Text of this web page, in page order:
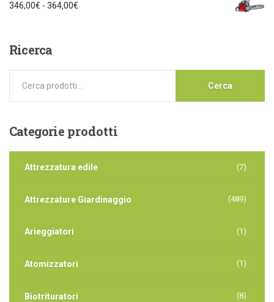
346,00€ - 364,00€
Ricerca
Cerca
Categorieprodotti
Attrezzatura edile (7)
Attrezzature Giardinaggio (489)
Arieggiatori (1)
Atomizzatori (1)
Biotrituratori (8)